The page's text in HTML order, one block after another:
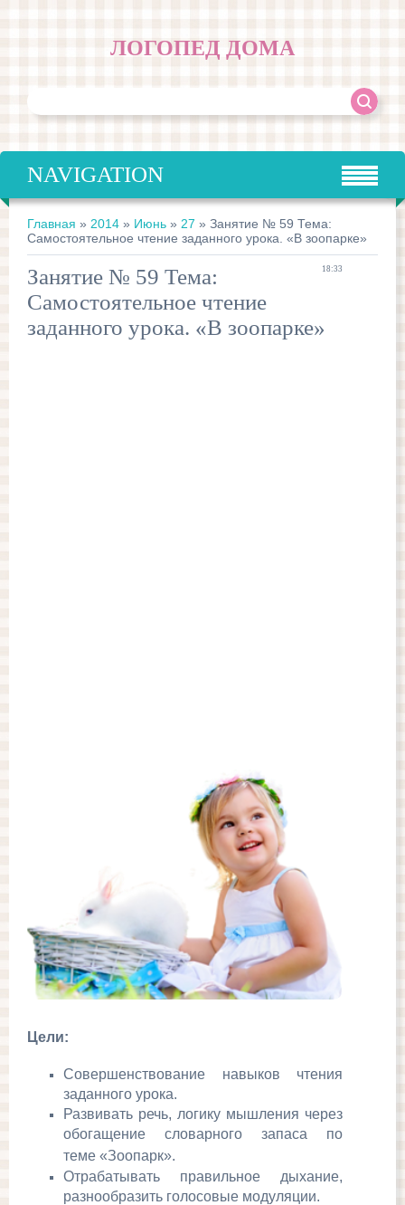
ЛОГОПЕД ДОМА
NAVIGATION
Главная » 2014 » Июнь » 27 » Занятие № 59 Тема:
Самостоятельное чтение заданного урока. «В зоопарке»
18:33
Занятие № 59 Тема:
Самостоятельное чтение
заданного урока. «В зоопарке»
Цели:
Совершенствование навыков чтения
заданного урока.
Развивать речь, логику мышления через
обогащение словарного запаса по
теме «Зоопарк».
Отрабатывать правильное дыхание,
разнообразить голосовые модуляции.